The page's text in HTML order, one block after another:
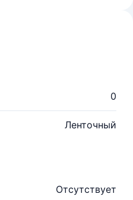
0
Ленточный
Отсутствует